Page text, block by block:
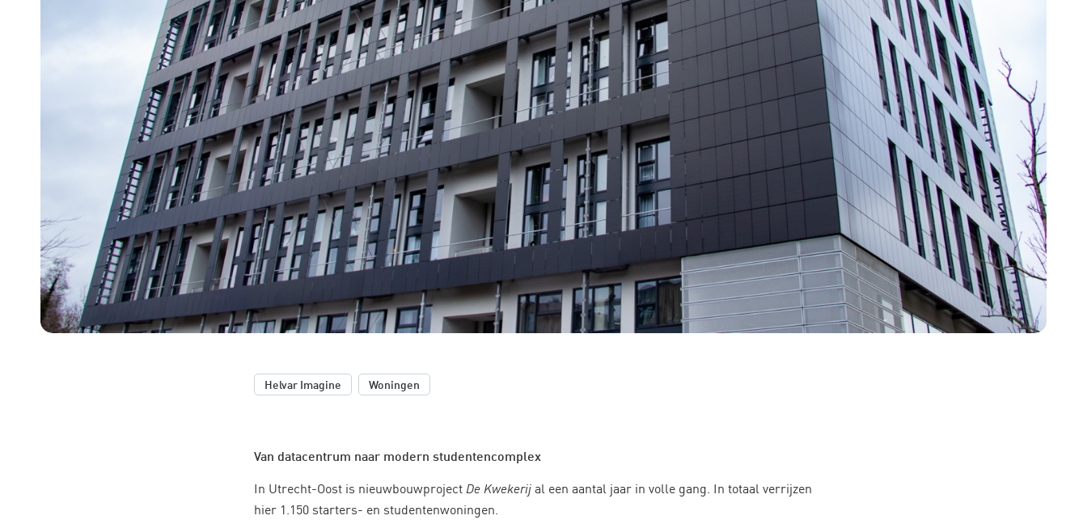
Helvar Imagine Woningen
Van datacentrum naar modern studentencomplex
In Utrecht-Oost is nieuwbouwproject De Kwekerijal een aantal jaar in volle gang. In totaal verrijzen
hier 1.150 starters- en studentenwoningen.